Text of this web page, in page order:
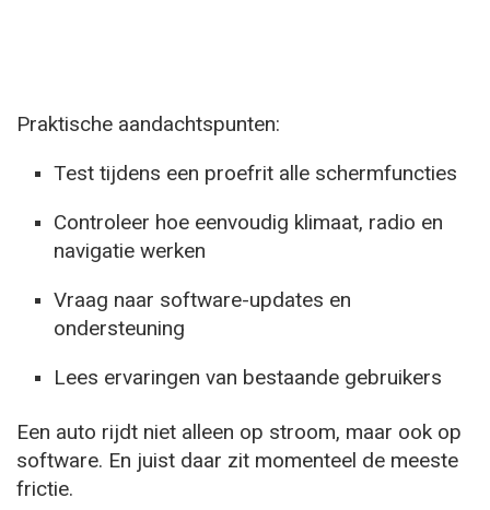
Praktische aandachtspunten:
Test tijdens een proefrit alle schermfuncties
Controleer hoe eenvoudig klimaat, radio en
navigatie werken
Vraag naar software-updates en
ondersteuning
Lees ervaringen van bestaande gebruikers
Een auto rijdt niet alleen op stroom, maar ook op
software. En juist daar zit momenteel de meeste
frictie.